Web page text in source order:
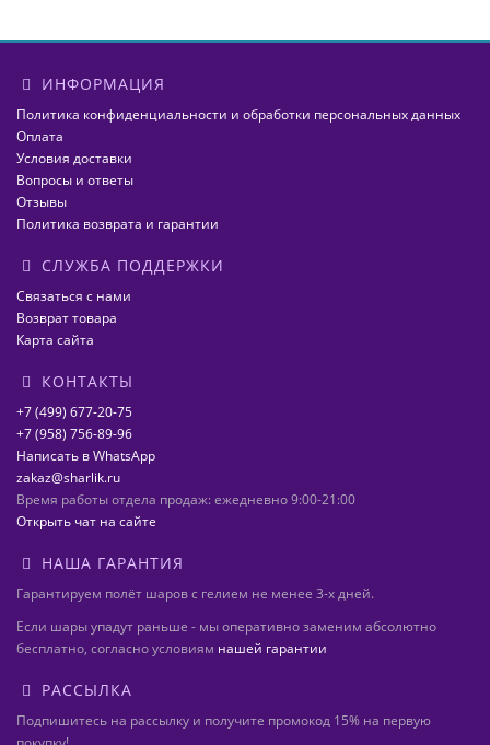
ИНФОРМАЦИЯ
Политика конфиденциальности и обработки персональных данных
Оплата
Условия доставки
Вопросы и ответы
Отзывы
Политика возврата и гарантии
СЛУЖБА ПОДДЕРЖКИ
Связаться с нами
Возврат товара
Карта сайта
КОНТАКТЫ
+7 (499) 677-20-75
+7 (958) 756-89-96
Написать в WhatsApp
zakaz@sharlik.ru
Время работы отдела продаж: ежедневно 9:00-21:00
Открыть чат на сайте
НАША ГАРАНТИЯ
Гарантируем полёт шаров с гелием не менее 3-х дней.
Если шары упадут раньше - мы оперативно заменим абсолютно
бесплатно, согласно условиям нашей гарантии
РАССЫЛКА
Подпишитесь на рассылку и получите промокод 15% на первую